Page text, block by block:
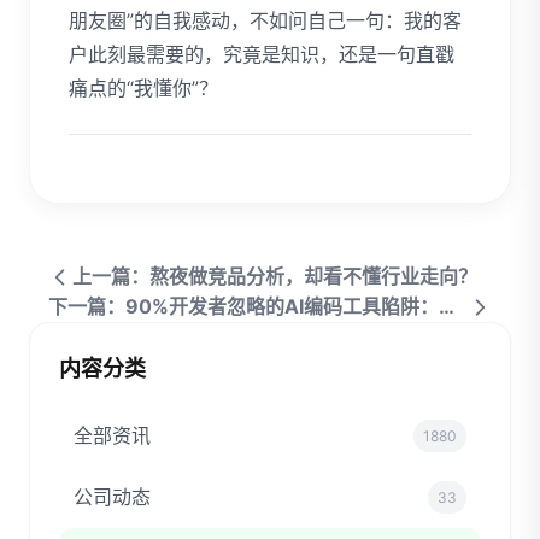
朋友圈”的自我感动，不如问自己一句：我的客
户此刻最需要的，究竟是知识，还是一句直戳
痛点的“我懂你”？
上一篇：熬夜做竞品分析，却看不懂行业走向？
下一篇：90%开发者忽略的AI编码工具陷阱：来自3000次提交的反向分析
内容分类
全部资讯 1880
公司动态 33